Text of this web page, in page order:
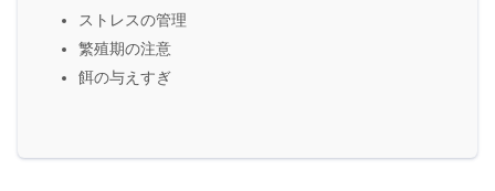
ストレスの管理
繁殖期の注意
餌の与えすぎ